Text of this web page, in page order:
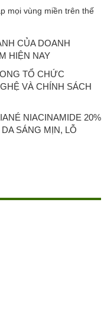
mọi vùng miền trên thế
CỦA DOANH
HIỆN NAY
TỔ CHỨC
VÀ CHÍNH SÁCH
NIACINAMIDE 20%
SÁNG MỊN, LỖ